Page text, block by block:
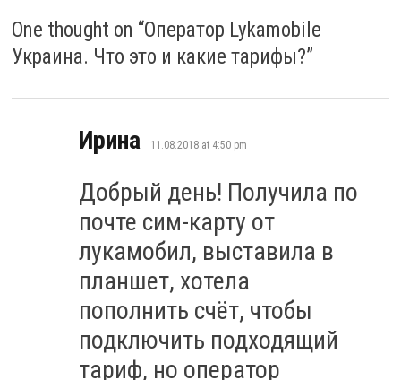
One thought on “Оператор Lykamobile
Украина. Что это и какие тарифы?”
Ирина says:
11.08.2018 at 4:50 pm
Добрый день! Получила по
почте сим-карту от
лукамобил, выставила в
планшет, хотела
пополнить счёт, чтобы
подключить подходящий
тариф, но оператор